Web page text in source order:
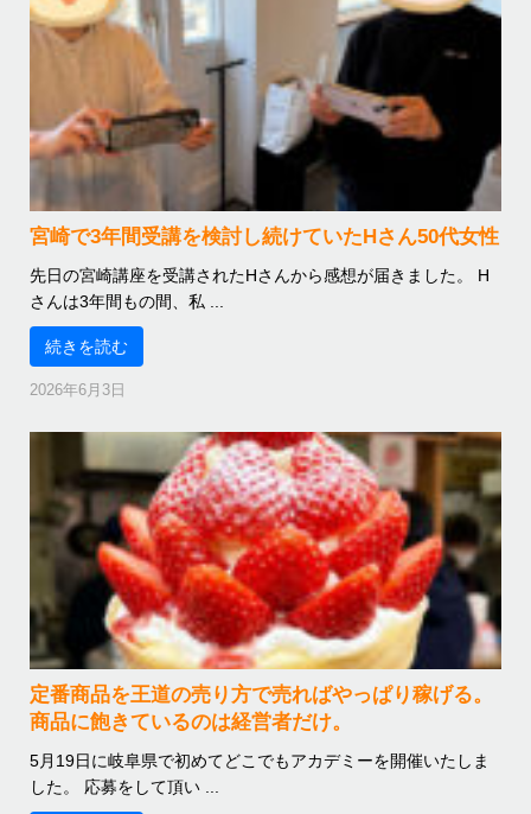
宮崎で3年間受講を検討し続けていたHさん50代女性
先日の宮崎講座を受講されたHさんから感想が届きました。 H
さんは3年間もの間、私 ...
続きを読む
2026年6月3日
定番商品を王道の売り方で売ればやっぱり稼げる。
商品に飽きているのは経営者だけ。
5月19日に岐阜県で初めてどこでもアカデミーを開催いたしま
した。 応募をして頂い ...